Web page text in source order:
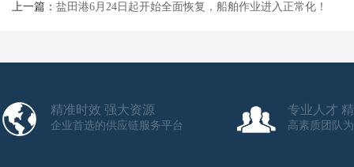
上一篇： 盐田港6月24日起开始全面恢复，船舶作业进入正常化！
精准时效 强大资源
企业首选的供应链服务平台
专业人才
高素质团队